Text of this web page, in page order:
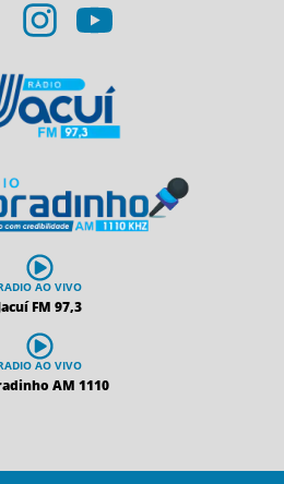
AO VIVO
FM 97,3
AO VIVO
AM 1110